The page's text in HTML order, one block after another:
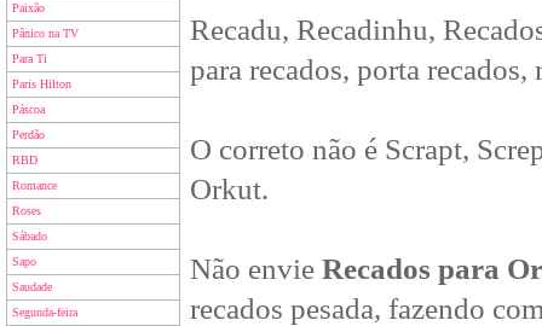
Paixão
Pânico na TV
Para Ti
Paris Hilton
Páscoa
Perdão
RBD
Romance
Roses
Sábado
Sapo
Saudade
Segunda-feira
Recadu, Recadinhu,
para recados, porta
O correto não é Scrapt,
Orkut.
Não envie Recados para
recados pesada, fazendo